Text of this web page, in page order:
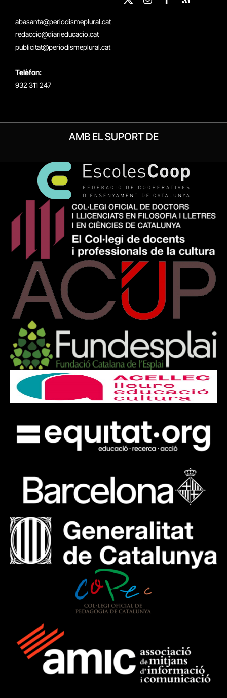
abasanta@periodismeplural.cat
redaccio@diarieducacio.cat
publicitat@periodismeplural.cat
Telèfon:
932 311 247
X
Instagram
Facebook
RSS
AMB EL SUPORT DE